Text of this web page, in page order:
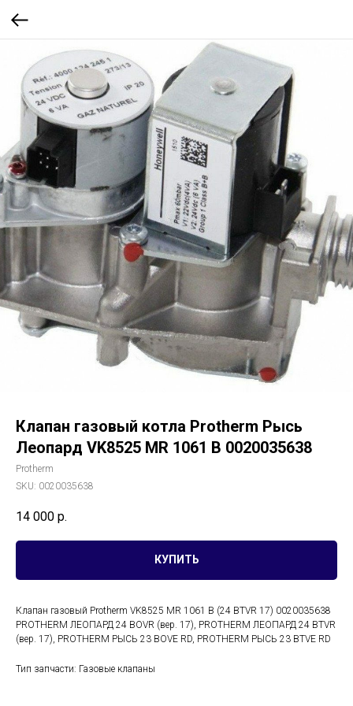
Клапан газовый котла Protherm Рысь
Леопард VK8525 MR 1061 B 0020035638
Protherm
SKU: 0020035638
14 000 р.
КУПИТЬ
Клапан газовый Protherm VK8525 MR 1061 B (24 BTVR 17) 0020035638
PROTHERM ЛЕОПАРД 24 BOVR (вер. 17), PROTHERM ЛЕОПАРД 24 BTVR
(вер. 17), PROTHERM РЫСЬ 23 BOVE RD, PROTHERM РЫСЬ 23 BTVE RD
Тип запчасти: Газовые клапаны